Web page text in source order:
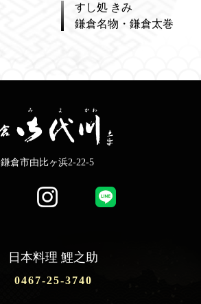
すし処 きみ
鎌倉名物・鎌倉太巻
鎌倉市由比ヶ浜2-22-5
日本料理 鯉之助
0467-25-3740